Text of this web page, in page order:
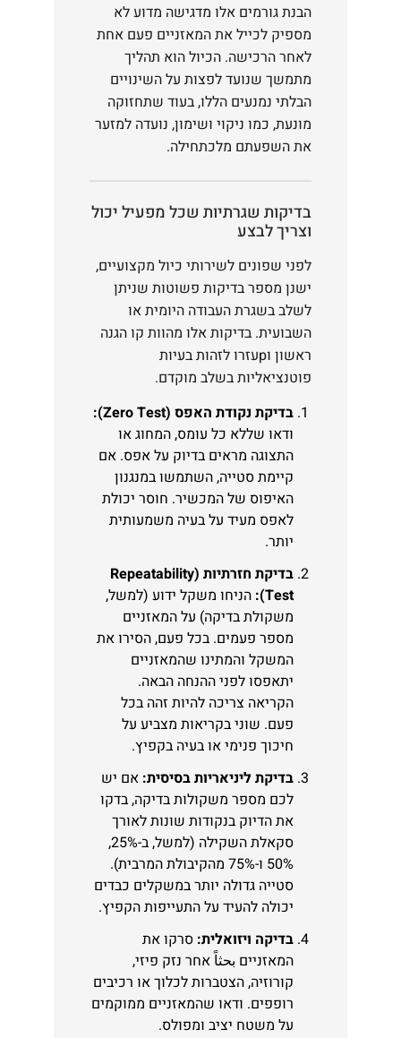
הבנת גורמים אלו מדגישה מדוע לא
מספיק לכייל את המאזניים פעם אחת
לאחר הרכישה. הכיול הוא תהליך
מתמשך שנועד לפצות על השינויים
הבלתי נמנעים הללו, בעוד שתחזוקה
מונעת, כמו ניקוי ושימון, נועדה למזער
את השפעתם מלכתחילה.
בדיקות שגרתיות שכל מפעיל יכול
וצריך לבצע
לפני שפונים לשירותי כיול מקצועיים,
ישנן מספר בדיקות פשוטות שניתן
לשלב בשגרת העבודה היומית או
השבועית. בדיקות אלו מהוות קו הגנה
ראשון וpעזרו לזהות בעיות
פוטנציאליות בשלב מוקדם.
בדיקת נקודת האפס (Zero Test):
ודאו שללא כל עומס, המחוג או
התצוגה מראים בדיוק על אפס. אם
קיימת סטייה, השתמשו במנגנון
האיפוס של המכשיר. חוסר יכולת
לאפס מעיד על בעיה משמעותית
יותר.
בדיקת חזרתיות (Repeatability
Test):
הניחו משקל ידוע (למשל,
משקולת בדיקה) על המאזניים
מספר פעמים. בכל פעם, הסירו את
המשקל והמתינו שהמאזניים
יתאפסו לפני ההנחה הבאה.
הקריאה צריכה להיות זהה בכל
פעם. שוני בקריאות מצביע על
חיכוך פנימי או בעיה בקפיץ.
בדיקת ליניאריות בסיסית: אם יש
לכם מספר משקולות בדיקה, בדקו
את הדיוק בנקודות שונות לאורך
סקאלת השקילה (למשל, ב-25%,
50% ו-75% מהקיבולת המרבית).
סטייה גדולה יותר במשקלים כבדים
יכולה להעיד על התעייפות הקפיץ.
בדיקה ויזואלית: סרקו את
המאזניים بحثاً אחר נזק פיזי,
קורוזיה, הצטברות לכלוך או רכיבים
רופפים. ודאו שהמאזניים ממוקמים
על משטח יציב ומפולס.